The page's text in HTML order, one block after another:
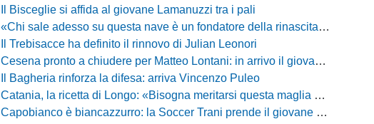
Il Bisceglie si affida al giovane Lamanuzzi tra i pali
«Chi sale adesso su questa nave è un fondatore della rinascita»: Davis carica l'ambiente Messina
Il Trebisacce ha definito il rinnovo di Julian Leonori
Cesena pronto a chiudere per Matteo Lontani: in arrivo il giovane talento dello Spezia
Il Bagheria rinforza la difesa: arriva Vincenzo Puleo
Catania, la ricetta di Longo: «Bisogna meritarsi questa maglia ogni singolo giorno»
Capobianco è biancazzurro: la Soccer Trani prende il giovane attaccante ex Monopoli